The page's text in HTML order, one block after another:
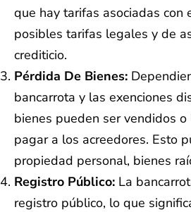
que hay tarifas asociadas con
posibles tarifas legales y de
crediticio.
Pérdida De Bienes:
bancarrota y las exenciones
bienes pueden ser vendidos
pagar a los acreedores. Esto
propiedad personal, bienes
Registro Público: La
registro público, lo que